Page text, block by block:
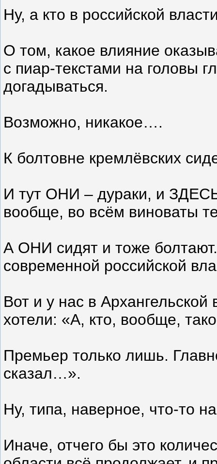
Ну, а кто в российской
О том, какое влияние
с пиар-текстами на головы
догадываться.
Возможно, никакое….
К болтовне кремлёвских
И тут ОНИ – дураки, и
вообще, во всём виноваты
А ОНИ сидят и тоже
современной российской
Вот и у нас в
хотели: «А, кто, вообще,
Премьер только лишь.
сказал…».
Ну, типа, наверное, что-то
Иначе, отчего бы это